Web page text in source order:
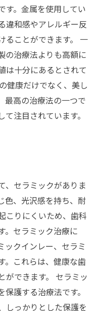
す。金属を使用してい
違和感やアレルギー反
ることができます。 一
の治療法よりも高額に
は十分にあるとされて
健康だけでなく、美し
最高の治療法の一つで
注目されています。
、セラミックがありま
色、光沢感を持ち、耐
こりにくいため、歯科
。セラミック治療に
ックインレー、セラミ
。これらは、健康な歯
ができます。 セラミッ
護する治療法です。
しっかりとした保護を